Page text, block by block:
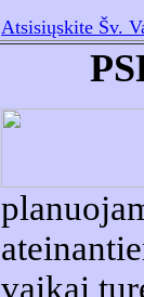
Atsisiųskite Šv.
vaikai